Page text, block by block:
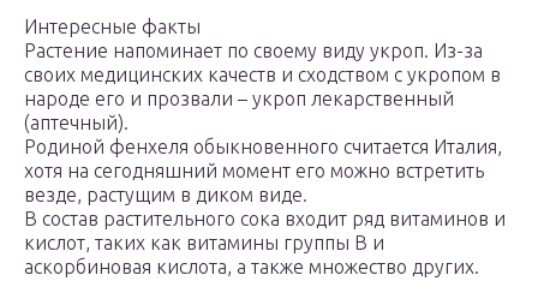
Интересные факты
Растение напоминает по своему виду укроп. Из-за
своих медицинских качеств и сходством с укропом в
народе его и прозвали – укроп лекарственный
(аптечный).
Родиной фенхеля обыкновенного считается Италия,
хотя на сегодняшний момент его можно встретить
везде, растущим в диком виде.
В состав растительного сока входит ряд витаминов и
кислот, таких как витамины группы В и
аскорбиновая кислота, а также множество других.